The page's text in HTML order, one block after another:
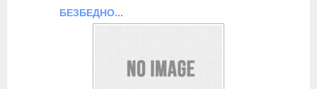
БЕЗБЕДНО...